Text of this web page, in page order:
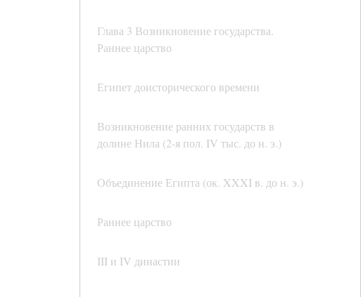
Глава 3 Возникновение государства.
Раннее царство
Египет доисторического времени
Возникновение ранних государств в
долине Нила (2-я пол. IV тыс. до н. э.)
Объединение Египта (ок. XXXI в. до н. э.)
Раннее царство
III и IV династии